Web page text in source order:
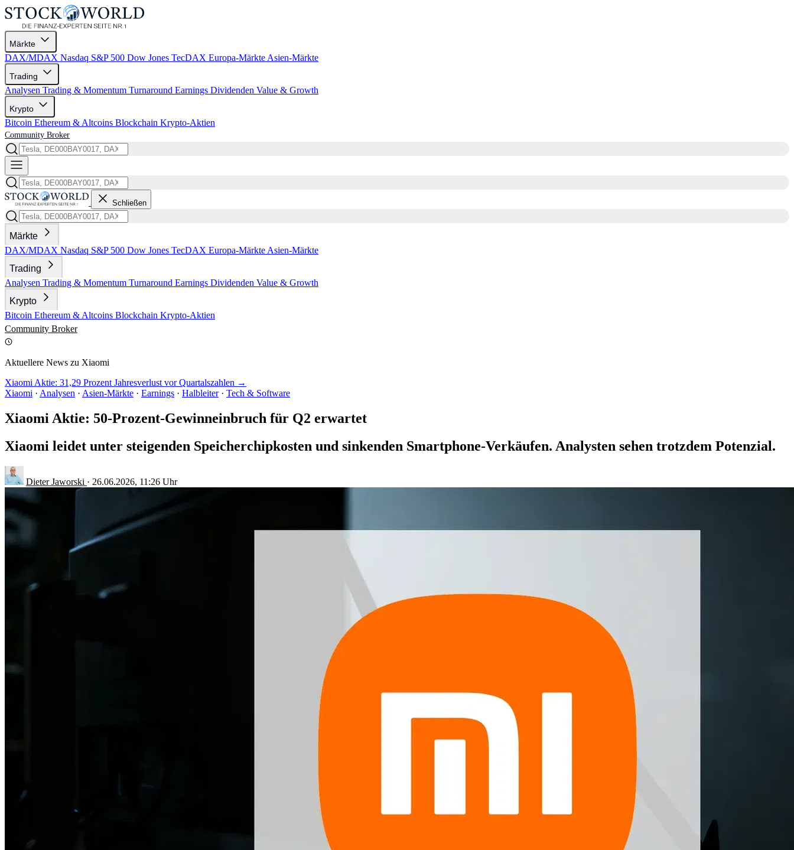
Märkte
DAX/MDAX Nasdaq S&P 500 Dow Jones TecDAX Europa-Märkte Asien-Märkte
Trading
Analysen Trading & Momentum Turnaround Earnings Dividenden Value & Growth
Krypto
Bitcoin Ethereum & Altcoins Blockchain Krypto-Aktien
Community Broker
Schließen
Märkte
DAX/MDAX Nasdaq S&P 500 Dow Jones TecDAX Europa-Märkte Asien-Märkte
Trading
Analysen Trading & Momentum Turnaround Earnings Dividenden Value & Growth
Krypto
Bitcoin Ethereum & Altcoins Blockchain Krypto-Aktien
Community Broker
Aktuellere News zu Xiaomi
Xiaomi Aktie: 31,29 Prozent Jahresverlust vor Quartalszahlen →
Xiaomi · Analysen · Asien-Märkte · Earnings · Halbleiter · Tech & Software
Xiaomi Aktie: 50-Prozent-Gewinneinbruch für Q2 erwartet
Xiaomi leidet unter steigenden Speicherchipkosten und sinkenden Smartphone-Verkäufen. Analysten sehen trotzdem Potenzial.
Dieter Jaworski · 26.06.2026, 11:26 Uhr